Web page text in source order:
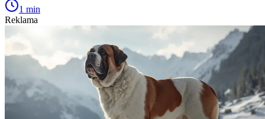
1 min
Reklama